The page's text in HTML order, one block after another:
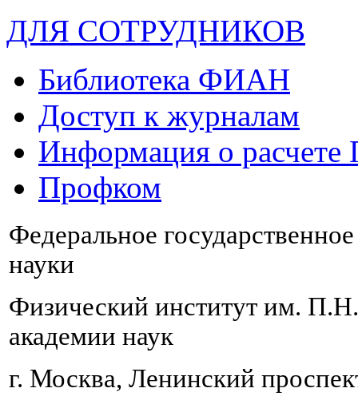
ДЛЯ СОТРУДНИКОВ
Библиотека ФИАН
Доступ к журналам
Информация о
Профком
Федеральное
науки
Физический институт им.
академии наук
г. Москва, Ленинский